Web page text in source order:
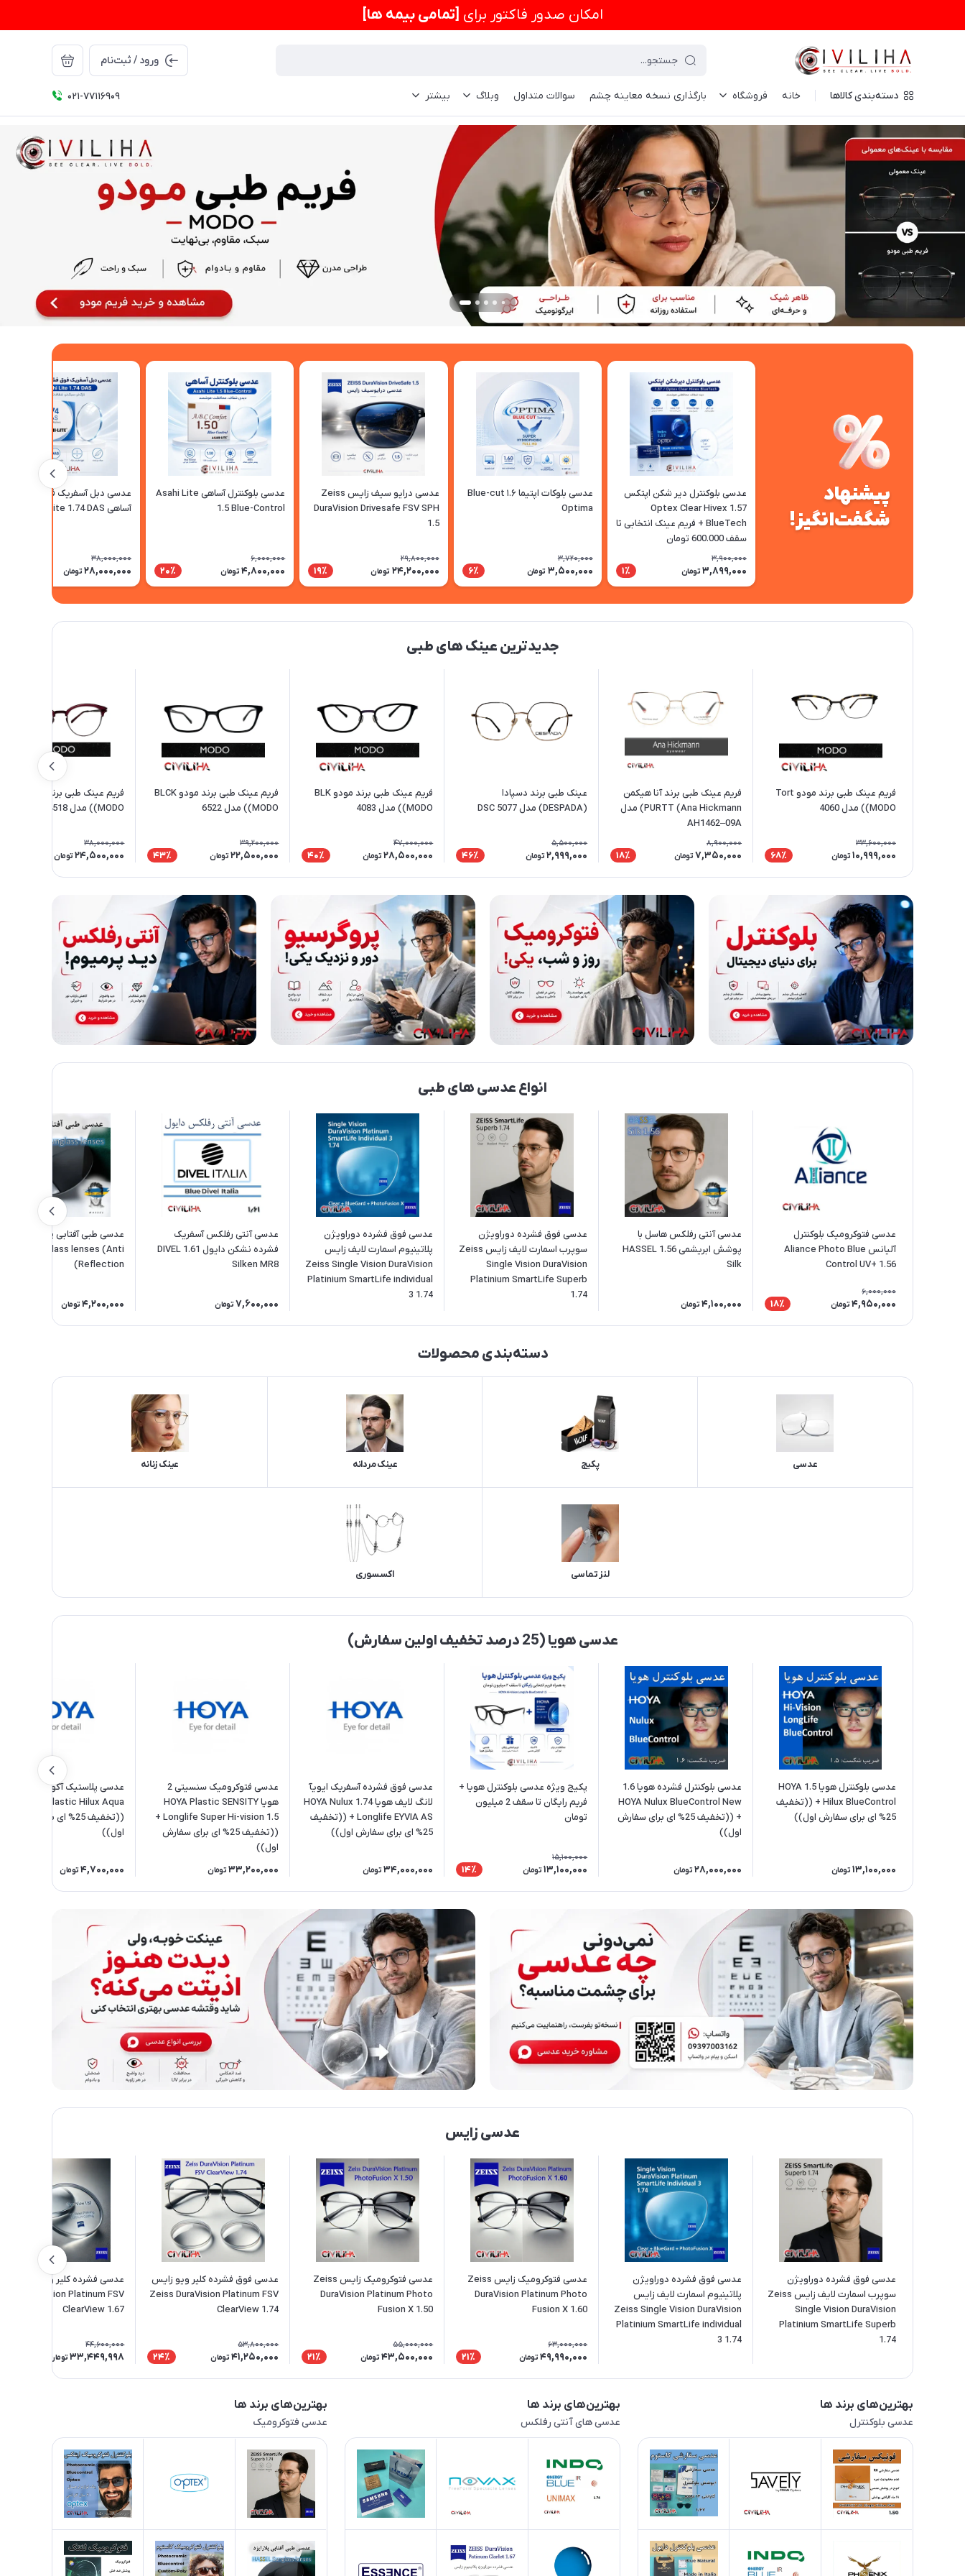
امكان صدور فاکتور برای [تمامی بیمه ها]
ورود / ثبت‌نام
دسته‌بندی کالاها خانه فروشگاه بارگذاری نسخه معاینه چشم سوالات متداول وبلاگ بیشتر 021-77116909
پیشنهاد
شگفت‌انگیز!
عدسی بلوکنترل دیر شکن اپتکس
1.57 Optex Clear Hivex
BlueTech + فریم عینک انتخابی تا
سقف 600.000 تومان
3,900,000
3,899,000 تومان 1٪
عدسی بلوکات اپتیما ۱.۶ Blue-cut
Optima
3,720,000
3,500,000 تومان 6٪
عدسی درایو سیف زایس Zeiss
DuraVision Drivesafe FSV SPH
1.5
29,800,000
24,200,000 تومان 19٪
عدسی بلوکنترل آساهی Asahi Lite
1.5 Blue-Control
6,000,000
4,800,000 تومان 20٪
عدسی دبل آسفریک فوق فشرده
آساهی Asahi Lite 1.74 DAS
38,000,000
28,000,000 تومان
جدیدترین عینک های طبی
فریم عینک طبی برند مودو Tort
(MODO) مدل 4060
33,600,000
10,999,000 تومان 68٪
فریم عینک طبی برند آنا هیکمن
PURTT (Ana Hickmann) مدل
AH1462–09A
8,900,000
7,350,000 تومان 18٪
عینک طبی برند دسپادا
(DESPADA) مدل DSC 5077
5,500,000
2,999,000 تومان 46٪
فریم عینک طبی برند مودو BLK
(MODO) مدل 4083
47,000,000
28,500,000 تومان 40٪
فریم عینک طبی برند مودو BLCK
(MODO) مدل 6522
39,200,000
22,500,000 تومان 43٪
(MODO) مدل 4518
38,000,000
24,500,000 تومان
انواع عدسی های طبی
عدسی فتوکرومیک بلوکنترل
آلیانس Aliance Photo Blue
Control UV+ 1.56
6,000,000
4,950,000 تومان 18٪
عدسی آنتی رفلکس هاسل با
پوشش ابریشمی 1.56 HASSEL
Silk
4,100,000 تومان
عدسی فوق فشرده دوراویژن
سوپرب اسمارت لایف زایس Zeiss
Single Vision DuraVision
Platinium SmartLife Superb
1.74
عدسی فوق فشرده دوراویژن
پلاتینیوم اسمارت لایف زایس
Zeiss Single Vision DuraVision
Platinium SmartLife individual
3 1.74
عدسی آنتی رفلکس آسفریک
فشرده نشکن دایول 1.61 DIVEL
Silken MR8
7,600,000 تومان
عدسی طبی آفتابی پلارایزد هاسل
Sunglass lenses (Anti
Reflection)
4,200,000 تومان
دسته‌بندی محصولات
عدسی پکیج عینک مردانه عینک زنانه
لنز تماسی اکسسوری
عدسی هویا (25 درصد تخفیف اولین سفارش)
عدسی بلوکنترل هویا 1.5 HOYA
Hilux BlueControl + ((تخفیف
25% ای برای سفارش اول))
13,100,000 تومان
عدسی بلوکنترل فشرده هویا 1.6
HOYA Nulux BlueControl New
+ ((تخفیف 25% ای برای سفارش
اول))
28,000,000 تومان
پکیج ویژه عدسی بلوکنترل هویا‌ +
فریم رایگان تا سقف 2 میلیون
تومان
15,100,000
13,100,000 تومان 14٪
عدسی فوق فشرده آسفریک ایویآ
لانگ لایف هویا 1.74 HOYA Nulux
Longlife EYVIA AS + ((تخفیف
25% ای برای سفارش اول))
34,000,000 تومان
عدسی فتوکرومیک سنسیتی 2
هویا HOYA Plastic SENSITY
Longlife Super Hi-vision 1.5 +
((تخفیف 25% ای برای سفارش
اول))
33,200,000 تومان
((تخفیف 25% ای برای سفارش
اول))
4,700,000 تومان
عدسی زایس
عدسی فوق فشرده دوراویژن
سوپرب اسمارت لایف زایس Zeiss
Single Vision DuraVision
Platinium SmartLife Superb
1.74
عدسی فوق فشرده دوراویژن
پلاتینیوم اسمارت لایف زایس
Zeiss Single Vision DuraVision
Platinium SmartLife individual
3 1.74
عدسی فتوکرومیک زایس Zeiss
DuraVision Platinum Photo
Fusion X 1.60
63,000,000
49,990,000 تومان 21٪
عدسی فتوکرومیک زایس Zeiss
DuraVision Platinum Photo
Fusion X 1.50
55,000,000
43,500,000 تومان 21٪
عدسی فوق فشرده کلیر ویو زایس
Zeiss DuraVision Platinum FSV
ClearView 1.74
53,800,000
41,250,000 تومان 24٪
عدسی فشرده کلیر ویو زایس
DuraVision Platinum FSV
ClearView 1.67
44,600,000
33,449,998 تومان
بهترین‌های برند ها
عدسی بلوکنترل
بهترین‌های برند ها
عدسی های آنتی رفلکس
بهترین‌های برند ها
عدسی فتوکرومیک